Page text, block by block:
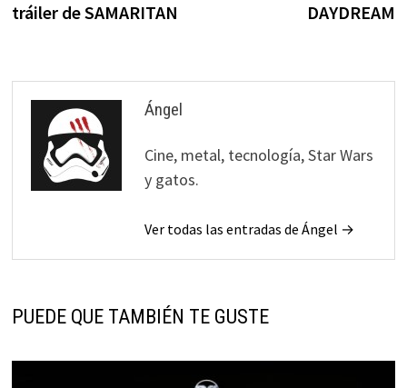
tráiler de SAMARITAN
DAYDREAM
Ángel
Cine, metal, tecnología, Star Wars
y gatos.
Ver todas las entradas de Ángel →
PUEDE QUE TAMBIÉN TE GUSTE